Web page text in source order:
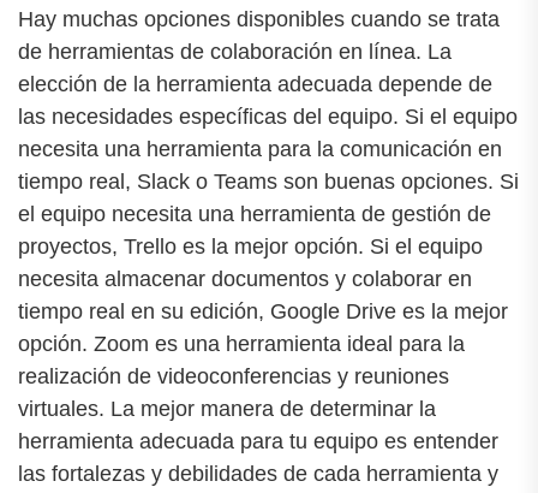
Hay muchas opciones disponibles cuando se trata
de herramientas de colaboración en línea. La
elección de la herramienta adecuada depende de
las necesidades específicas del equipo. Si el equipo
necesita una herramienta para la comunicación en
tiempo real, Slack o Teams son buenas opciones. Si
el equipo necesita una herramienta de gestión de
proyectos, Trello es la mejor opción. Si el equipo
necesita almacenar documentos y colaborar en
tiempo real en su edición, Google Drive es la mejor
opción. Zoom es una herramienta ideal para la
realización de videoconferencias y reuniones
virtuales. La mejor manera de determinar la
herramienta adecuada para tu equipo es entender
las fortalezas y debilidades de cada herramienta y